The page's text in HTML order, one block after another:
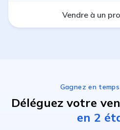
Vendre à un
Gagnez en
Déléguez votre
en 2